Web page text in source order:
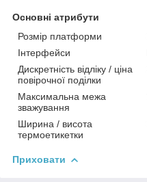
Основні атрибути
Розмір платформи
Інтерфейси
Дискретність відліку / ціна
повірочної поділки
Максимальна межа
зважування
Ширина / висота
термоетикетки
Приховати